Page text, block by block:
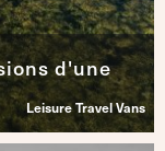
d'une
Leisure Travel Vans